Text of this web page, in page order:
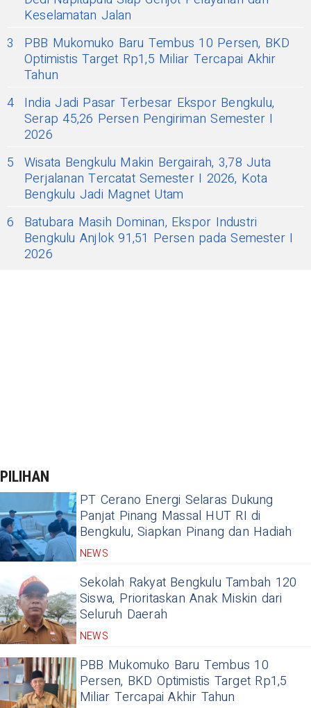
Keselamatan Jalan
3
PBB Mukomuko Baru Tembus 10 Persen, BKD
Optimistis Target Rp1,5 Miliar Tercapai Akhir
Tahun
4 India Jadi Pasar Terbesar Ekspor Bengkulu,
Serap 45,26 Persen Pengiriman Semester I
2026
5 Wisata Bengkulu Makin Bergairah, 3,78 Juta
Perjalanan Tercatat Semester I 2026, Kota
Bengkulu Jadi Magnet Utam
6
Batubara Masih Dominan, Ekspor Industri
Bengkulu Anjlok 91,51 Persen pada Semester I
2026
PILIHAN
PT Cerano Energi Selaras Dukung
Panjat Pinang Massal HUT RI di
Bengkulu, Siapkan Pinang dan Hadiah
NEWS
Sekolah Rakyat Bengkulu Tambah 120
Siswa, Prioritaskan Anak Miskin dari
Seluruh Daerah
NEWS
PBB Mukomuko Baru Tembus 10
Persen, BKD Optimistis Target Rp1,5
Miliar Tercapai Akhir Tahun